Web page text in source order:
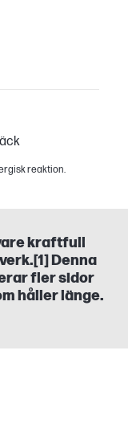
reaktion.
kraftfull
Denna
fler sidor
håller länge.